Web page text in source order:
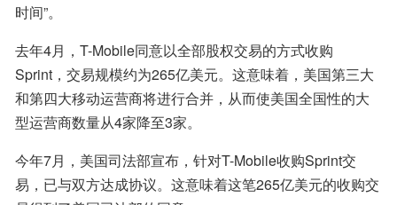
时间”。
去年4月，T-Mobile同意以全部股权交易的方式收购
Sprint，交易规模约为265亿美元。这意味着，美国第三大
和第四大移动运营商将进行合并，从而使美国全国性的大
型运营商数量从4家降至3家。
今年7月，美国司法部宣布，针对T-Mobile收购Sprint交
易，已与双方达成协议。这意味着这笔265亿美元的收购交